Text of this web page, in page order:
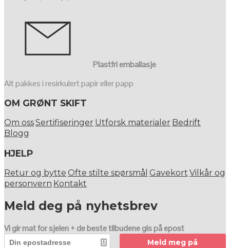
Plastfri emballasje
Alt pakkes i resirkulert papir eller papp
OM GRØNT SKIFT
Om ossSertifiseringer Utforsk materialer Bedrift
Blogg
HJELP
Retur og bytte Ofte stilte spørsmål Gavekort Vilkår og
personvern Kontakt
Meld deg på nyhetsbrev
Vi gir mat for sjelen + de beste tilbudene gis på epost
Meld meg på